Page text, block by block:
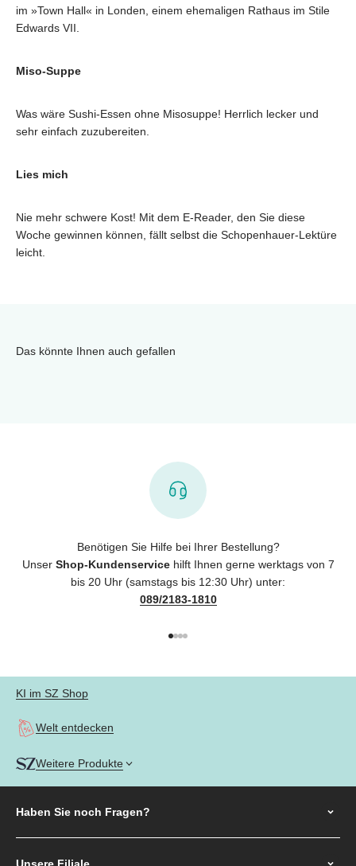
im »Town Hall« in Londen, einem ehemaligen Rathaus im Stile
Edwards VII.
Miso-Suppe
Was wäre Sushi-Essen ohne Misosuppe! Herrlich lecker und
sehr einfach zuzubereiten.
Lies mich
Nie mehr schwere Kost! Mit dem E-Reader, den Sie diese
Woche gewinnen können, fällt selbst die Schopenhauer-Lektüre
leicht.
Das könnte Ihnen auch gefallen
Benötigen Sie Hilfe bei Ihrer Bestellung?
Unser Shop-Kundenservicehilft Ihnen gerne werktags von 7
bis 20 Uhr (samstags bis 12:30 Uhr) unter:
089/2183-1810
KI im SZ Shop
Welt entdecken
Weitere Produkte
Haben Sie noch Fragen?